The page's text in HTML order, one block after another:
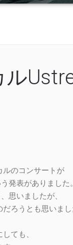
ルのコンサートが
発表がありました。
思いましたが、
ろうとも思いまし
ても、